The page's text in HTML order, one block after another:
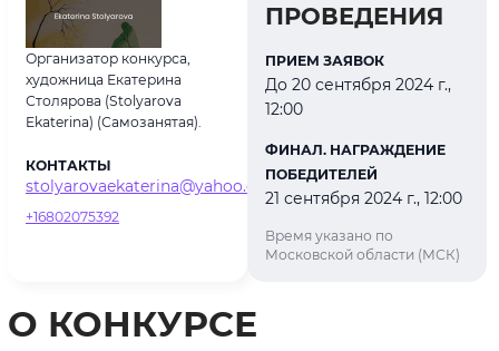
О КОНКУРСЕ
Организатор конкурса,
художница Екатерина
Столярова (Stolyarova
Ekaterina) (Самозанятая).
КОНТАКТЫ
stolyarovaekaterina@yahoo.com
+16802075392
ПРОВЕДЕНИЯ
ПРИЕМ ЗАЯВОК
До 20 сентября 2024 г.,
12:00
ФИНАЛ. НАГРАЖДЕНИЕ
ПОБЕДИТЕЛЕЙ
21 сентября 2024 г., 12:00
Время указано по
Московской области (МСК)